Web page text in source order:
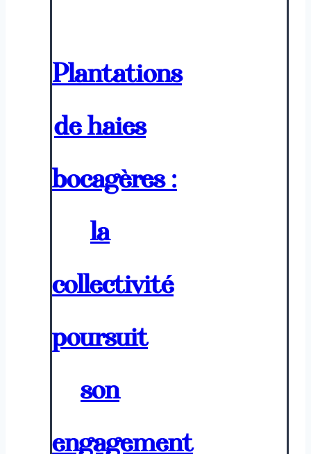
Plantations
de haies
bocagères :
la
collectivité
poursuit
son
engagement